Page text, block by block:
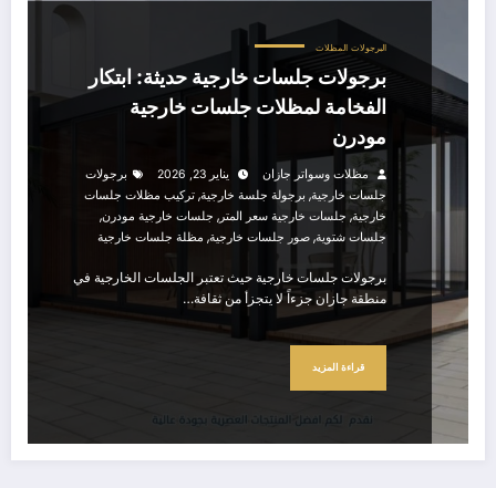
البرجولات المظلات
برجولات جلسات خارجية حديثة: ابتكار
الفخامة لمظلات جلسات خارجية
مودرن
مظلات وسواتر جازان يناير 23, 2026
برجولات
جلسات خارجية, برجولة جلسة خارجية, تركيب مظلات جلسات
خارجية, جلسات خارجية سعر المتر , جلسات خارجية مودرن,
جلسات شتوية, صور جلسات خارجية, مظلة جلسات خارجية
برجولات جلسات خارجية حيث تعتبر الجلسات الخارجية في
منطقة جازان جزءاً لا يتجزأ من ثقافة…
قراءة المزيد